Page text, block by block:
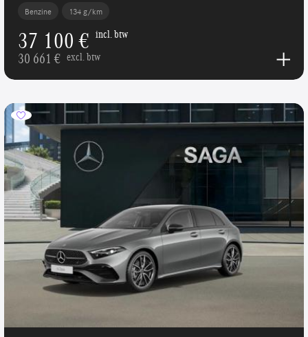
Benzine 134 g/km
37 100 € incl. btw
30 661 € excl. btw